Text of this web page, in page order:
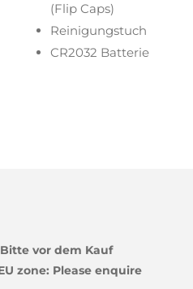
(Flip Caps)
Reinigungstuch
CR2032 Batterie
Bitte vor dem Kauf
zone: Please enquire